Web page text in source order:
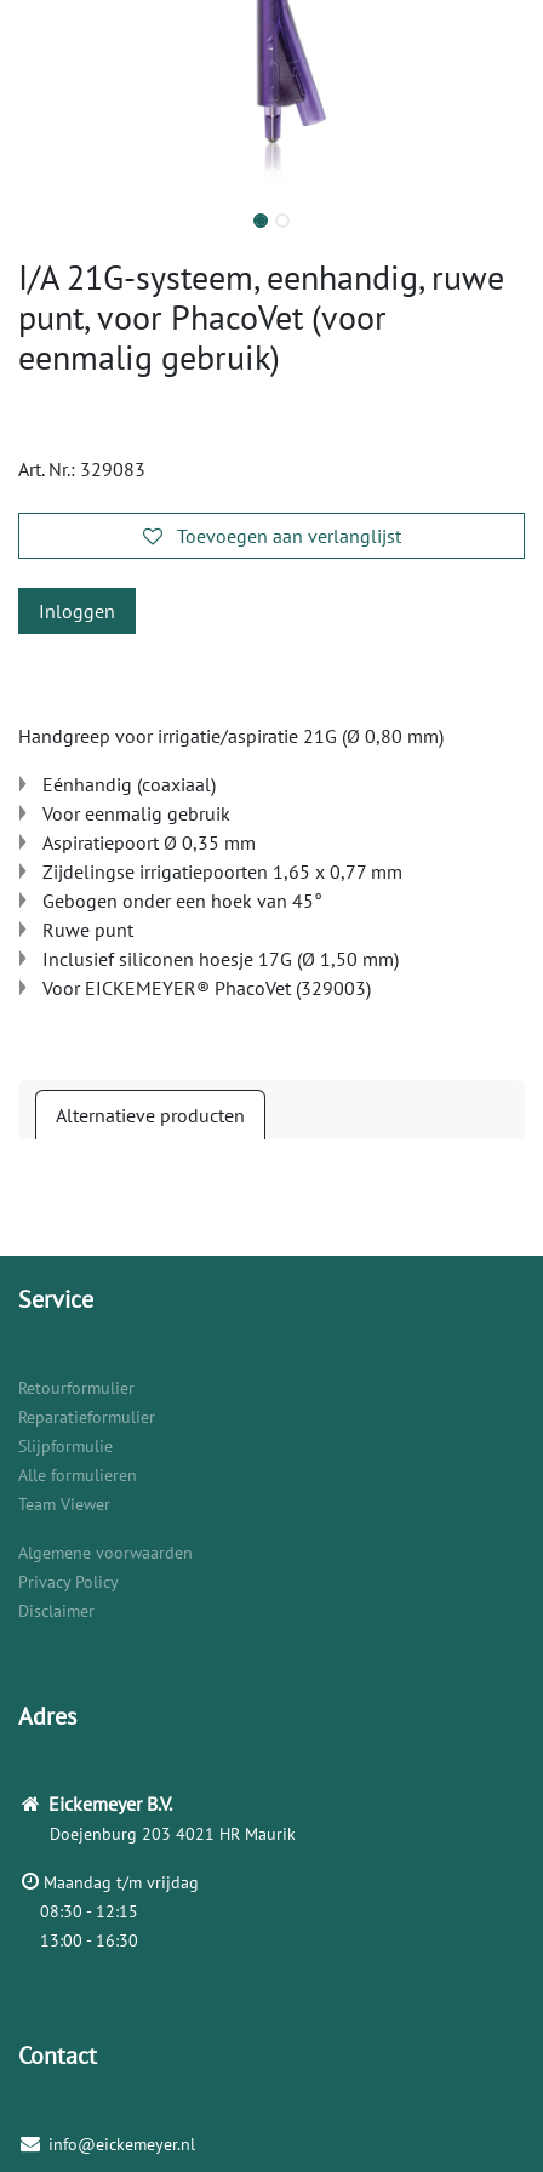
I/A 21G-systeem, eenhandig, ruwe
punt, voor PhacoVet (voor
eenmalig gebruik)
Art. Nr.: 329083
Toevoegen aan verlanglijst
Inloggen
Handgreep voor irrigatie/aspiratie 21G (Ø 0,80 mm)
Eénhandig (coaxiaal)
Voor eenmalig gebruik
Aspiratiepoort Ø 0,35 mm
Zijdelingse irrigatiepoorten 1,65 x 0,77 mm
Gebogen onder een hoek van 45°
Ruwe punt
Inclusief siliconen hoesje 17G (Ø 1,50 mm)
Voor EICKEMEYER® PhacoVet (329003)
Alternatieve producten
Service
Retourformulier
Reparatieformulier
Slijpformulie
Alle formulieren
Team Viewer
Algemene voorwaarden
Privacy Policy
Disclaimer
Adres
Eickemeyer B.V.
Doejenburg 203 4021 HR Maurik
Maandag t/m vrijdag
08:30 - 12:15
13:00 - 16:30
Contact
info@eickemeyer.nl